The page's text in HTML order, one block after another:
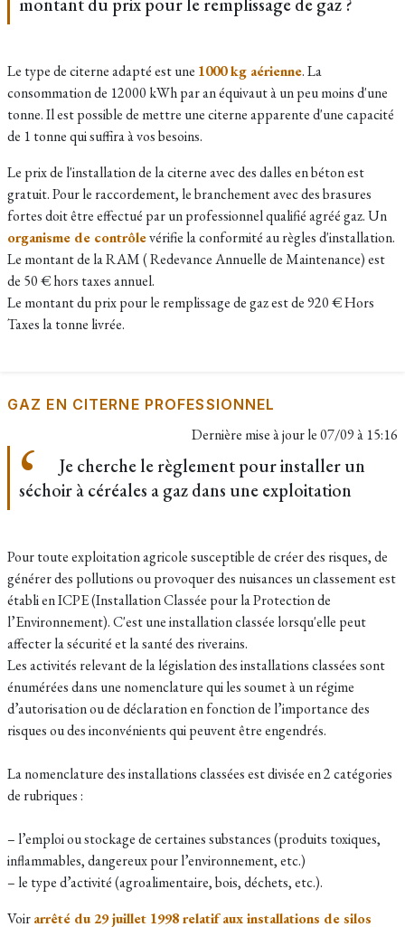
Le type de citerne adapté est une 1000 kg aérienne. La
consommation de 12000 kWh par an équivaut à un peu moins d'une
tonne. Il est possible de mettre une citerne apparente d'une capacité
de 1 tonne qui suffira à vos besoins.
Le prix de l'installation de la citerne avec des dalles en béton est
gratuit. Pour le raccordement, le branchement avec des brasures
fortes doit être effectué par un professionnel qualifié agréé gaz. Un
organisme de contrôlevérifie la conformité au règles d'installation.
Le montant de la RAM ( Redevance Annuelle de Maintenance) est
de 50 € hors taxes annuel.
Le montant du prix pour le remplissage de gaz est de 920 € Hors
Taxes la tonne livrée.
GAZ EN CITERNE PROFESSIONNEL
Dernière mise à jour le07/09 à 15:16
Je cherche le règlement pour installer un
séchoir à céréales a gaz dans une exploitation
Pour toute exploitation agricole susceptible de créer des risques, de
générer des pollutions ou provoquer des nuisances un classement est
établi en ICPE (Installation Classée pour la Protection de
l’Environnement). C'est une installation classée lorsqu'elle peut
affecter la sécurité et la santé des riverains.
Les activités relevant de la législation des installations classées sont
énumérées dans une nomenclature qui les soumet à un régime
d’autorisation ou de déclaration en fonction de l’importance des
risques ou des inconvénients qui peuvent être engendrés.
La nomenclature des installations classées est divisée en 2 catégories
de rubriques :
– l’emploi ou stockage de certaines substances (produits toxiques,
inflammables, dangereux pour l’environnement, etc.)
– le type d’activité (agroalimentaire, bois, déchets, etc.).
Voirarrêté du 29 juillet 1998 relatif aux installations de silos